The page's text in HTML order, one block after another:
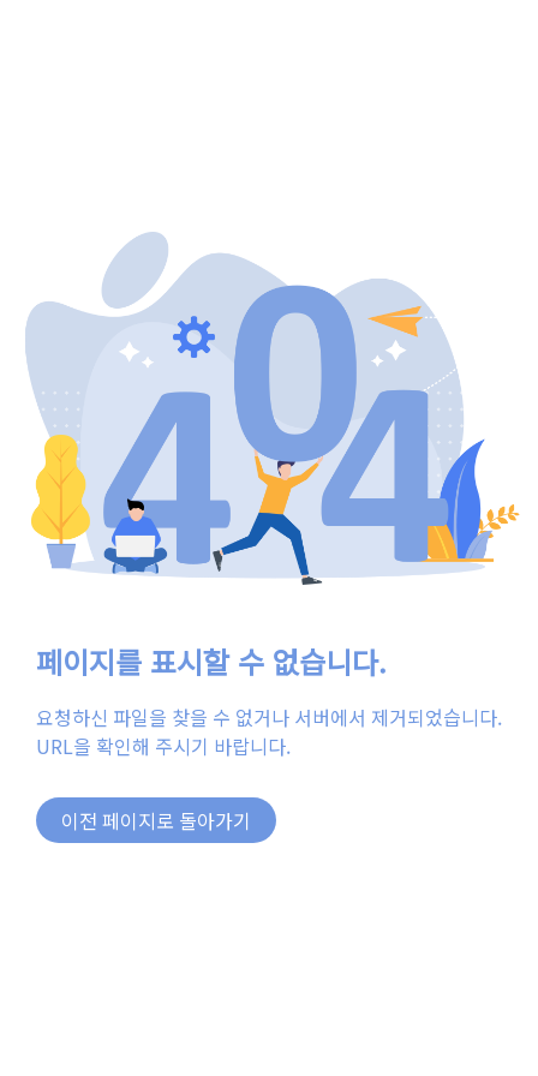
페이지를 표시할 수 없습니다.
요청하신 파일을 찾을 수 없거나 서버에서 제거되었습니다.
URL을 확인해 주시기 바랍니다.
이전 페이지로 돌아가기